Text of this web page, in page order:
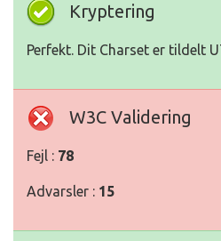
Kryptering
Perfekt. Dit Charset er tildelt
W3C Validering
Fejl : 78
Advarsler : 15